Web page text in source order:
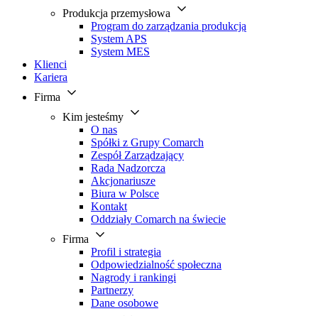
Produkcja przemysłowa
Program do zarządzania produkcją
System APS
System MES
Klienci
Kariera
Firma
Kim jesteśmy
O nas
Spółki z Grupy Comarch
Zespół Zarządzający
Rada Nadzorcza
Akcjonariusze
Biura w Polsce
Kontakt
Oddziały Comarch na świecie
Firma
Profil i strategia
Odpowiedzialność społeczna
Nagrody i rankingi
Partnerzy
Dane osobowe